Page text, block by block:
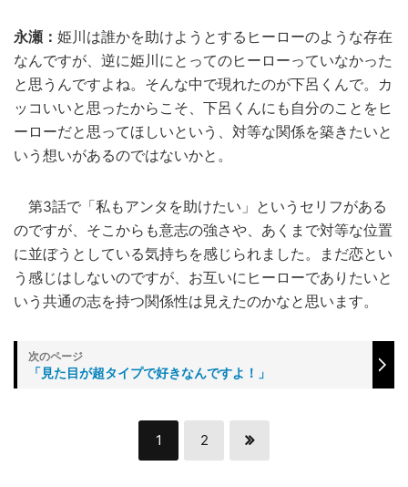
永瀬： 姫川は誰かを助けようとするヒーローのような存在
なんですが、逆に姫川にとってのヒーローっていなかった
と思うんですよね。そんな中で現れたのが下呂くんで。カ
ッコいいと思ったからこそ、下呂くんにも自分のことをヒ
ーローだと思ってほしいという、対等な関係を築きたいと
いう想いがあるのではないかと。
第3話で「私もアンタを助けたい」というセリフがある
のですが、そこからも意志の強さや、あくまで対等な位置
に並ぼうとしている気持ちを感じられました。まだ恋とい
う感じはしないのですが、お互いにヒーローでありたいと
いう共通の志を持つ関係性は見えたのかなと思います。
「見た目が超タイプで好きなんですよ！」
1 2